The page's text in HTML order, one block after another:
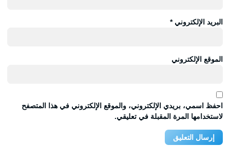
البريد الإلكتروني*
الموقع الإلكتروني
احفظ اسمي، بريدي الإلكتروني، والموقع الإلكتروني في هذا المتصفح
لاستخدامها المرة المقبلة في تعليقي.